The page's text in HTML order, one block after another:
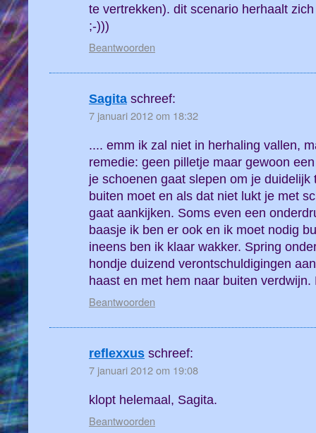
te vertrekken). dit scenario herhaalt
;-)))
Beantwoorden
Sagita schreef:
7 januari 2012 om 18:32
.... emm ik zal niet in herhaling vallen,
remedie: geen pilletje maar gewoon
je schoenen gaat slepen om je duidelijk
buiten moet en als dat niet lukt je met
gaat aankijken. Soms even een
baasje ik ben er ook en ik moet nodig
ineens ben ik klaar wakker. Spring
hondje duizend verontschuldigingen
haast en met hem naar buiten
Beantwoorden
reflexxus schreef:
7 januari 2012 om 19:08
klopt helemaal, Sagita.
Beantwoorden